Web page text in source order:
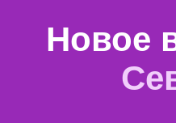
Новое